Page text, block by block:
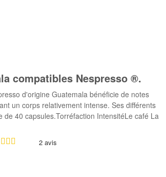
compatibles Nespresso ®.
d'origine Guatemala bénéficie de notes
un corps relativement intense. Ses différents
40 capsules.Torréfaction IntensitéLe café La
2 avis